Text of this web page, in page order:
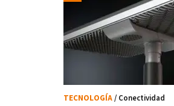
TECNOLOGÍA/ Conectividad